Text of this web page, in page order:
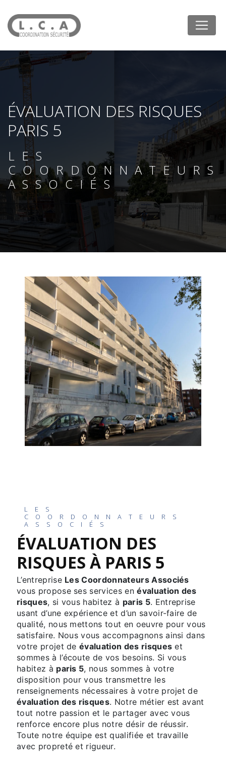
ÉVALUATION DES RISQUES
PARIS 5
LES
COORDONNATEURS
ASSOCIÉS
LES
COORDONNATEURS
ASSOCIÉS
ÉVALUATION DES
RISQUES À PARIS 5
L’entreprise Les Coordonnateurs Associés
vous propose ses services enévaluation des
risques, si vous habitez à paris 5. Entreprise
usant d’une expérience et d’un savoir-faire de
qualité, nous mettons tout en oeuvre pour vous
satisfaire. Nous vous accompagnons ainsi dans
votre projet deévaluation des risques et
sommes à l’écoute de vos besoins. Si vous
habitez à paris 5, nous sommes à votre
disposition pour vous transmettre les
renseignements nécessaires à votre projet de
évaluation des risques. Notre métier est avant
tout notre passion et le partager avec vous
renforce encore plus notre désir de réussir.
Toute notre équipe est qualifiée et travaille
avec propreté et rigueur.